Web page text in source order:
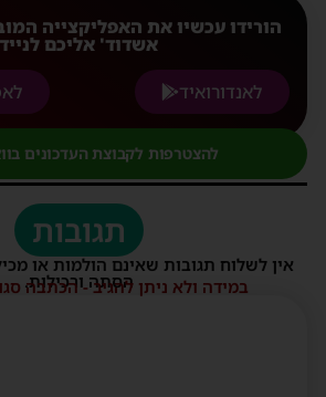
הורידו עכשיו את האפליקצייה
אשדוד' אליכם לנייד
לאנדורואיד
להצטרפות לקבוצת העדכונים
תגובות
אין לשלוח תגובות שאינם הולמות או
הסתה ורכילות.
במידה ולא ניתן להגיב - הכתבה